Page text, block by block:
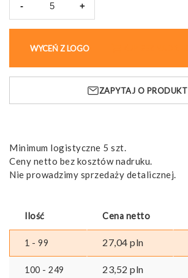
-
Cirros,
wiatroodporny
+
WYCEŃ Z LOGO
ZAPYTAJ O PRODUKT
Minimum logistyczne 5 szt.
Ceny netto bez kosztów nadruku.
Nie prowadzimy sprzedaży detalicznej.
Ilość Cena netto
1 - 99 27,04 pln
100 - 249 23,52 pln